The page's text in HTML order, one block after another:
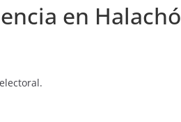
en Halachó